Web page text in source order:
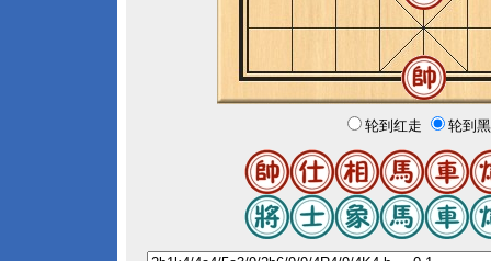
轮到红走 轮到